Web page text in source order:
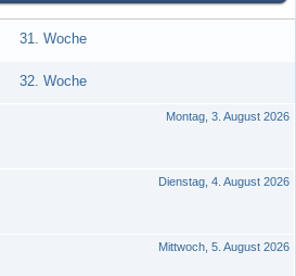
31. Woche
32. Woche
Montag, 3. August 2026
Dienstag, 4. August 2026
Mittwoch, 5. August 2026